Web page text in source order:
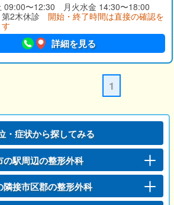
09:00〜12:30 月火水金 14:30〜18:00
2木休診 開始・終了時間は直接の確認を
詳細を見る
1
・症状から探してみる
の駅周辺の整形外科
隣接市区郡の整形外科